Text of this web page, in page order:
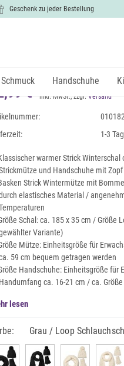
Geschenk zu jeder Bestellung
Schmuck Handschuhe
Schal, Mütze &
€
inkl. MwSt., zzgl.Versand
1-3
warmer Strick
und Handschuhe mit
Strick Wintermütze mit
elastisches Material /
Schal: ca. 185 x 35 cm / Größe
Variante)
Mütze: Einheitsgröße für
59 cm bequem getragen werden
Handschuhe: Einheitsgröße für
Handumfang ca. 16-21 cm / ca. Größe
lesen
Grau / Loop